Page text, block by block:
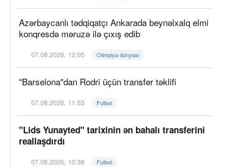
Azərbaycanlı tədqiqatçı Ankarada beynəlxalq elmi
konqresdə məruzə ilə çıxış edib
07.08.2026, 12:05 Olimpiya dünyası
"Barselona"dan Rodri üçün transfer təklifi
07.08.2026, 11:53 Futbol
"Lids Yunayted" tarixinin ən bahalı transferini
reallaşdırdı
07.08.2026, 10:38 Futbol